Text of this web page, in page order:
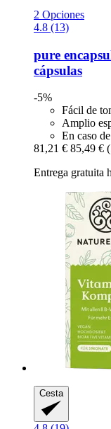
2 Opciones
4.8 (13)
pure
cápsulas
-5%
Fácil de
Amplio
En caso
81,21 € 85,49 €
Entrega gratuita
Cesta